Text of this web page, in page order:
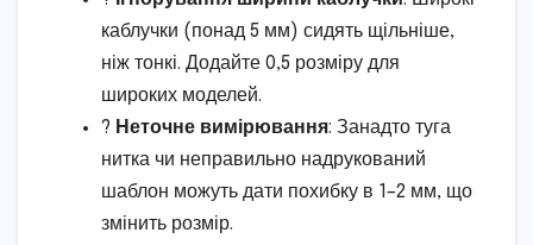
каблучки (понад 5 мм) сидять щільніше,
ніж тонкі. Додайте 0,5 розміру для
широких моделей.
? Неточне вимірювання: Занадто туга
нитка чи неправильно надрукований
шаблон можуть дати похибку в 1–2 мм, що
змінить розмір.